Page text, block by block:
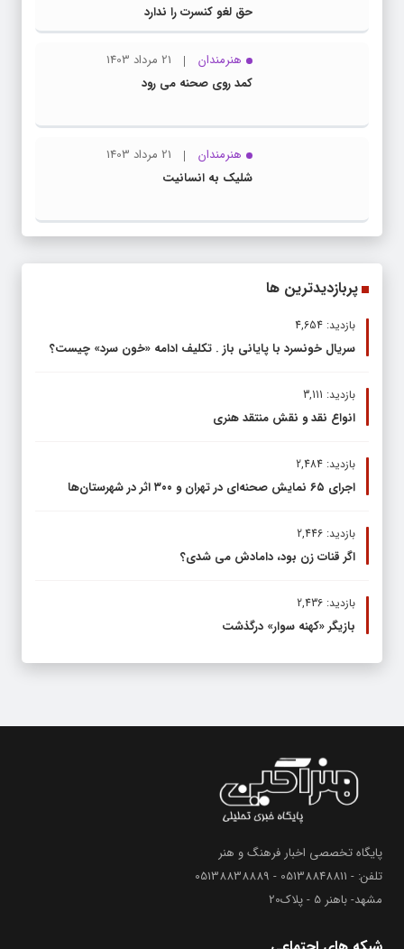
حق لغو کنسرت را ندارد
هنرمندان
21 مرداد 1403
کمد روی صحنه می رود
هنرمندان
21 مرداد 1403
شلیک به انسانیت
پربازدیدترین ها
بازدید: 4,654
سریال خونسرد با پایانی باز . تکلیف ادامه «خون سرد» چیست؟
بازدید: 3,111
انواع نقد و نقش منتقد هنری
بازدید: 2,484
اجرای ۶۵ نمایش صحنه‌ای در تهران و ۳۰۰ اثر در شهرستان‌ها
بازدید: 2,446
اگر قنات زن بود، دامادش می شدی؟
بازدید: 2,436
بازیگر «کهنه سوار» درگذشت
پایگاه تخصصی اخبار فرهنگ و هنر
تلفن: - 05138848811 - 05138838889
مشهد- باهنر 5 - پلاک20